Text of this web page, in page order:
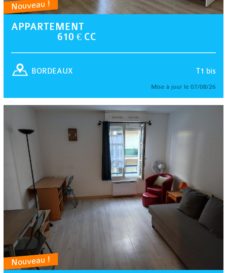
Nouveau !
APPARTEMENT
610 € CC
T1 bis
BORDEAUX
Mise à jour le 07/08/26
Nouveau !